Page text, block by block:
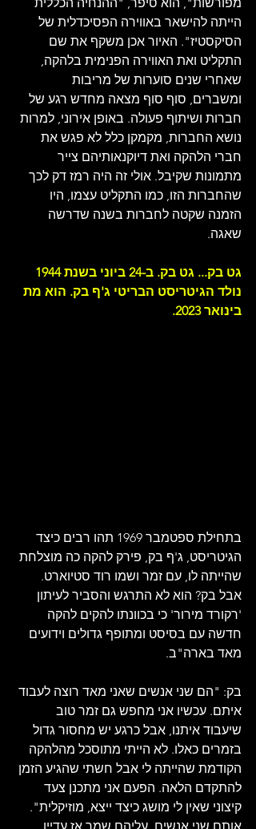
הייתה להישאר באווירה הפסיכדלית של
הסיקסטיז". האיור אכן משקף את שם
התקליט ואת האווירה הפנימית בלהקה,
שאחרי שנים סוערות של מריבות
ומשברים, סוף סוף מצאה מחדש רגע של
חברות ושיתוף פעולה. באופן אירוני, למרות
נושא החברות, מקמקן כלל לא פגש את
חברי הלהקה ואת דיוקנאותיהם צייר
מתמונות שקיבל. אולי זה היה רמז דק לכך
שהחברות הזו, כמו התקליט עצמו, היו
הזמנה שקטה לחברות בשנה שדרשה
שאגה.
נולד הגיטריסט הבריטי ג'ף בק. הוא מת
בינואר 2023.
בתחילת ספטמבר 1969 תהו רבים כיצד
הגיטריסט, ג'ף בק, פירק להקה כה מוצלחת
שהייתה לו, עם זמר ושמו רוד סטיוארט.
אבל בק? הוא לא התרגש והסביר לעיתון
'רקורד מירור' כי בכוונתו להקים להקה
חדשה עם בסיסט ומתופף גדולים וידועים
מאד בארה"ב.
בק: "הם שני אנשים שאני מאד רוצה לעבוד
איתם. עכשיו אני מחפש גם זמר טוב
שיעבוד איתנו, אבל כרגע יש מחסור גדול
בזמרים כאלו. לא הייתי מתוסכל מהלהקה
הקודמת שהייתה לי אבל חשתי שהגיע הזמן
להתקדם הלאה. הפעם אני מתכנן צעד
קיצוני שאין לי מושג כיצד ייצא, מוזיקלית".